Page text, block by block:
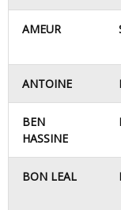
AMEUR
ANTOINE
BEN
HASSINE
BON LEAL